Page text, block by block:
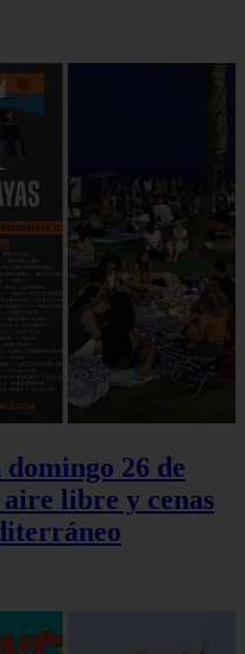
26 de
libre y cenas